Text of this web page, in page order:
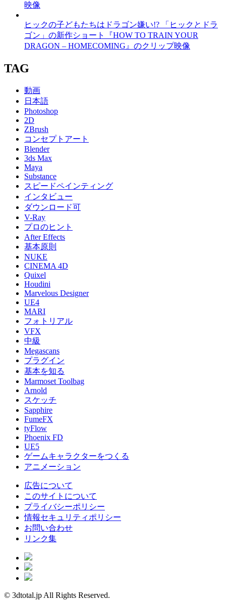
映像
ヒックの子どもたちはドラゴン嫌い!? 「ヒックとドラ
ゴン」の新作ショート『HOW TO TRAIN YOUR
DRAGON – HOMECOMING』のクリップ映像
TAG
動画
日本語
Photoshop
2D
ZBrush
コンセプトアート
Blender
3ds Max
Maya
Substance
スピードペインティング
インタビュー
ダウンロード可
V-Ray
プロのヒント
After Effects
基本原則
NUKE
CINEMA 4D
Quixel
Houdini
Marvelous Designer
UE4
MARI
フォトリアル
VFX
中級
Megascans
プラグイン
基本を知る
Marmoset Toolbag
Arnold
スケッチ
Sapphire
FumeFX
tyFlow
Phoenix FD
UE5
ゲームキャラクターをつくる
アニメーション
広告について
このサイトについて
プライバシーポリシー
情報セキュリティポリシー
お問い合わせ
リンク集
© 3dtotal.jp All Rights Reserved.